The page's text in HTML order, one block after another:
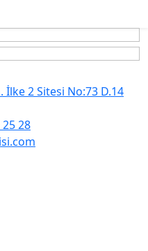
İlke 2 Sitesi No:73 D.14
28